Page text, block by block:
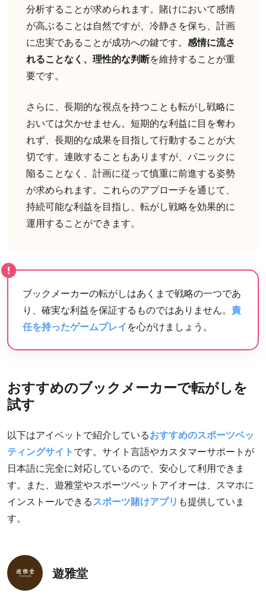
分析することが求められます。賭けにおいて感情
が高ぶることは自然ですが、冷静さを保ち、計画
に忠実であることが成功への鍵です。 感情に流さ
れることなく、理性的な判断を維持することが重
要です。
さらに、長期的な視点を持つことも転がし戦略に
おいては欠かせません。短期的な利益に目を奪わ
れず、長期的な成果を目指して行動することが大
切です。連敗することもありますが、パニックに
陥ることなく、計画に従って慎重に前進する姿勢
が求められます。これらのアプローチを通じて、
持続可能な利益を目指し、転がし戦略を効果的に
運用することができます。
ブックメーカーの転がしはあくまで戦略の一つであ
り、確実な利益を保証するものではありません。 責
任を持ったゲームプレイを心がけましょう。
おすすめのブックメーカーで転がしを
試す
以下はアイベットで紹介しているおすすめのスポーツベッ
ティングサイトです。サイト言語やカスタマーサポートが
日本語に完全に対応しているので、安心して利用できま
す。また、遊雅堂やスポーツベットアイオーは、スマホに
インストールできるスポーツ賭けアプリ も提供していま
す。
遊雅堂